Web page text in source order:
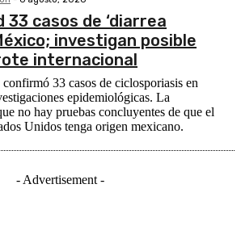
33 casos de ‘diarrea
investigan posible
internacional
33 casos de ciclosporiasis en
epidemiológicas. La
no hay pruebas concluyentes de que el
Unidos tenga origen mexicano.
- Advertisement -